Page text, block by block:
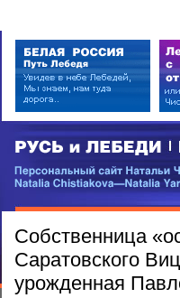
РУСЬ и ЛЕБЕДИ | RUSI —
Персональный сайт Натальи
Собственница
Саратовского
урожденная